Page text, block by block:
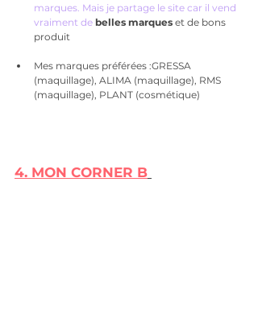
marques. Mais je partage le site car il vend
vraiment de belles marques et de bons
produit
Mes marques préférées :GRESSA
(maquillage), ALIMA (maquillage), RMS
(maquillage), PLANT (cosmétique)
4. MON CORNER B